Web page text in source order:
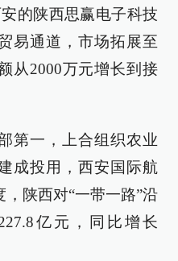
的陕西思赢电子科技
易通道，市场拓展至
从2000万元增长到接
第一，上合组织农业
成投用，西安国际航
陕西对“一带一路”沿
亿元，同比增长